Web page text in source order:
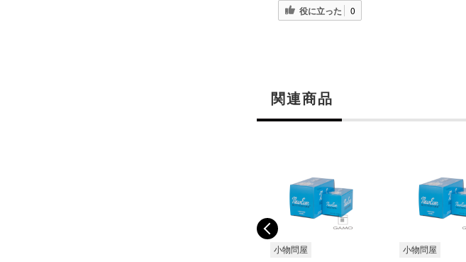
役に立った 0
関連商品
小物問屋 小物問屋